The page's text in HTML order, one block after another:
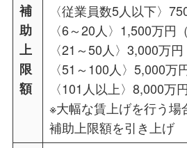
補
助
上
限
額
〈従業員数5人以下〉
〈6～20人〉1,500万円
〈21～50人〉3,000万円
〈51～100人〉5,000万
〈101人以上〉8,000万
※大幅な賃上げを行う場
補助上限額を引き上げ